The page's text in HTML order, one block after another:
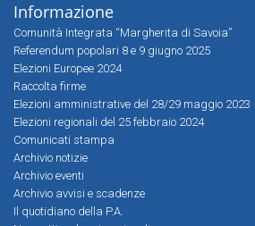
Informazione
Comunità Integrata “Margherita di Savoia”
Referendum popolari 8 e 9 giugno 2025
Elezioni Europee 2024
Raccolta firme
Elezioni amministrative del 28/29 maggio 2023
Elezioni regionali del 25 febbraio 2024
Comunicati stampa
Archivio notizie
Archivio eventi
Archivio avvisi e scadenze
Il quotidiano della P.A.